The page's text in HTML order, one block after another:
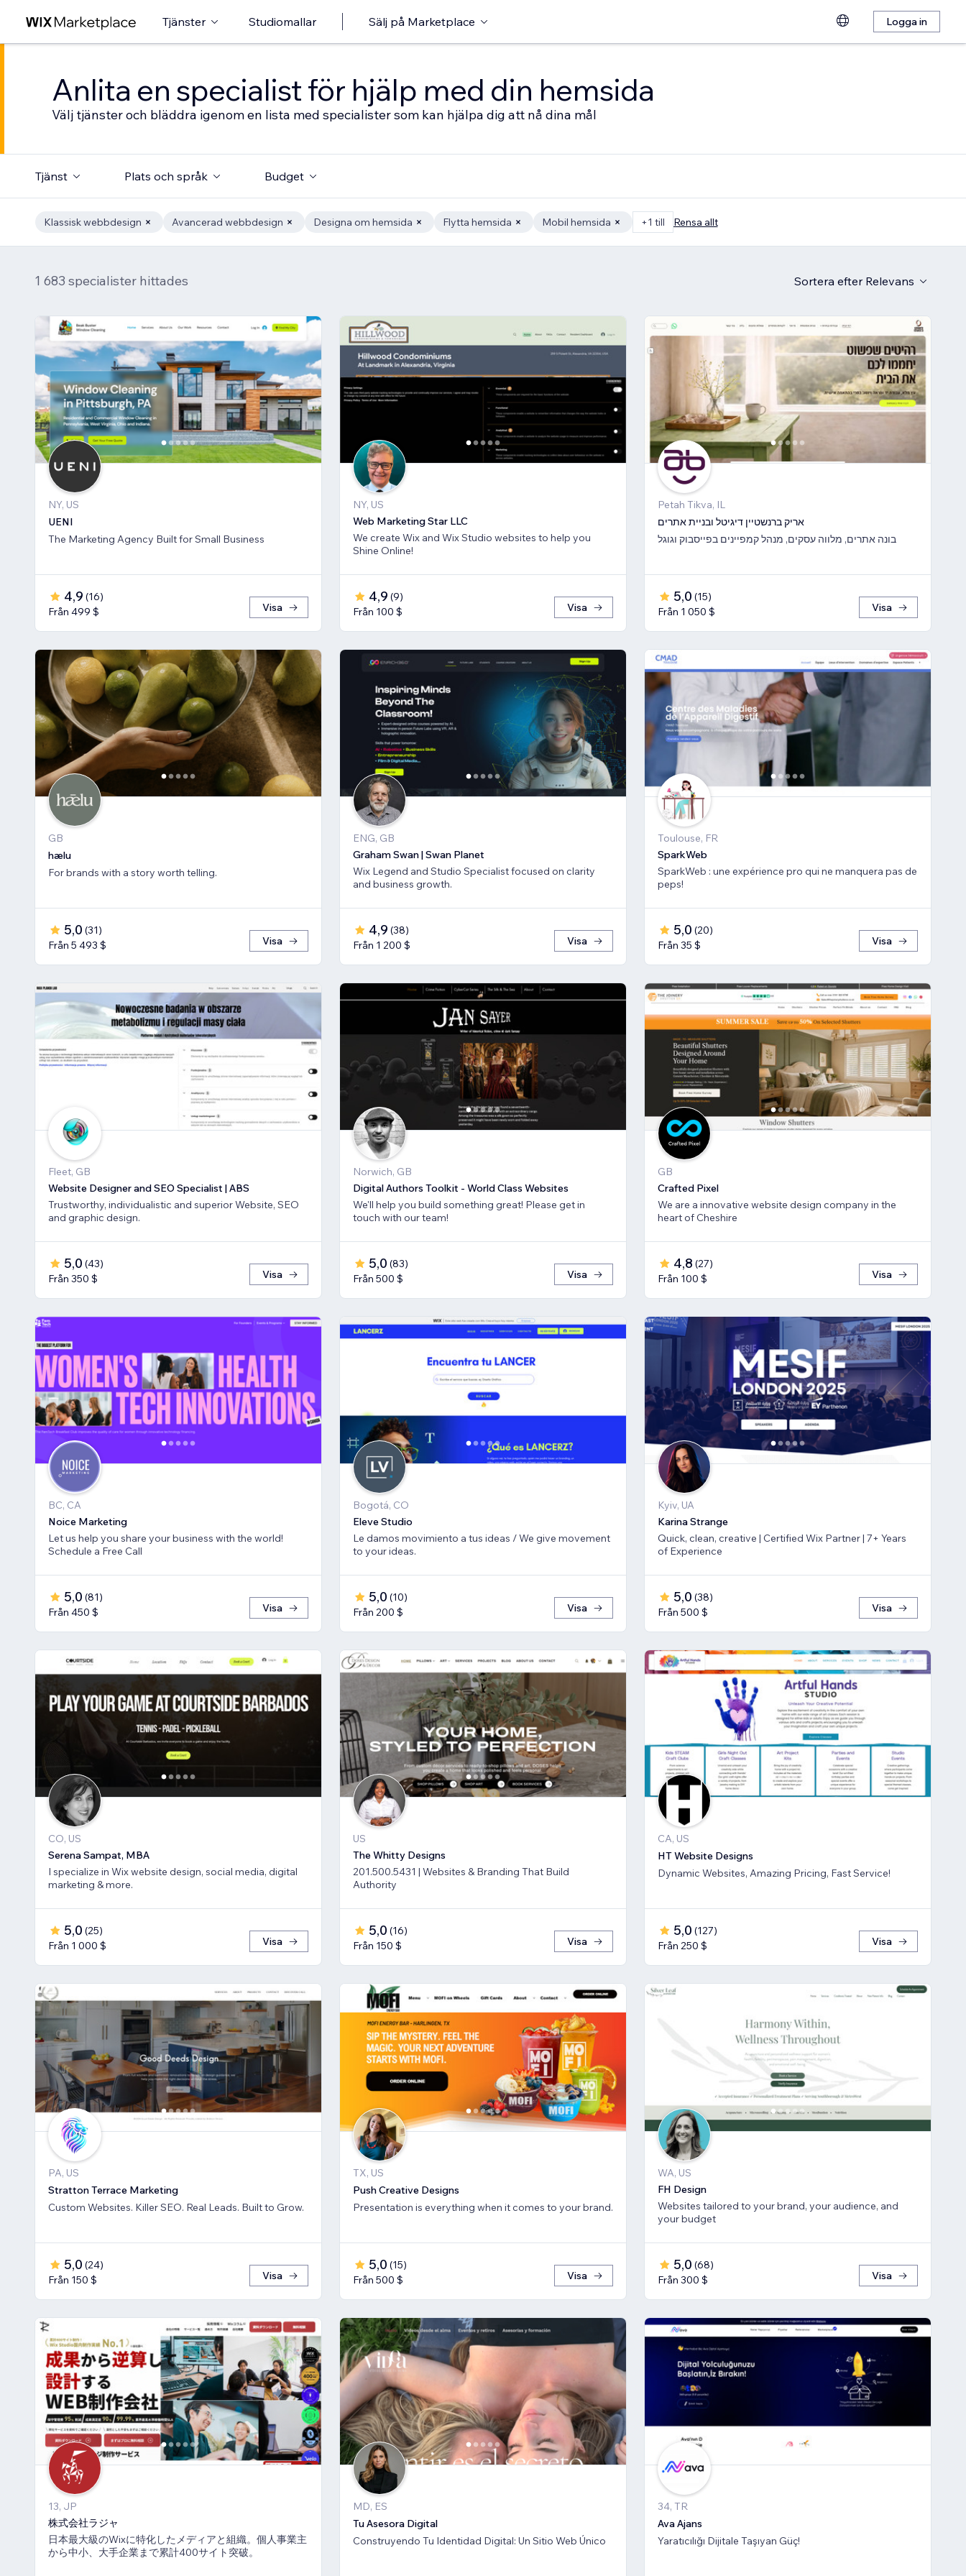
Tjänster Studiomallar Sälj på Marketplace Logga in
Anlita en specialist för hjälp med din hemsida
Välj tjänster och bläddra igenom en lista med specialister som kan hjälpa dig att nå dina mål
Tjänst Plats och språk Budget
Klassisk webbdesign Avancerad webbdesign Designa om hemsida Flytta hemsida Mobil hemsida +1 till Rensa allt
1 683 specialister hittades Sortera efter Relevans
NY, US
UENI
The Marketing Agency Built for Small Business
4,9 (16)
Från 499 $
Visa
NY, US
Web Marketing Star LLC
We create Wix and Wix Studio websites to help you
Shine Online!
4,9 (9)
Från 100 $
Visa
Petah Tikva, IL
אריק ברנשטיין דיגיטל ובניית אתרים
בונה אתרים, מלווה עסקים, מנהל קמפיינים בפייסבוק וגוגל
5,0 (15)
Från 1 050 $
Visa
GB
hælu
For brands with a story worth telling.
5,0 (31)
Från 5 493 $
Visa
ENG, GB
Graham Swan | Swan Planet
Wix Legend and Studio Specialist focused on clarity
and business growth.
4,9 (38)
Från 1 200 $
Visa
Toulouse, FR
SparkWeb
SparkWeb : une expérience pro qui ne manquera pas de
peps!
5,0 (20)
Från 35 $
Visa
Fleet, GB
Website Designer and SEO Specialist | ABS
Trustworthy, individualistic and superior Website, SEO
and graphic design.
5,0 (43)
Från 350 $
Visa
Norwich, GB
Digital Authors Toolkit - World Class Websites
We'll help you build something great! Please get in
touch with our team!
5,0 (83)
Från 500 $
Visa
GB
Crafted Pixel
We are a innovative website design company in the
heart of Cheshire
4,8 (27)
Från 100 $
Visa
BC, CA
Noice Marketing
Let us help you share your business with the world!
Schedule a Free Call
5,0 (81)
Från 450 $
Visa
Bogotá, CO
Eleve Studio
Le damos movimiento a tus ideas / We give movement
to your ideas.
5,0 (10)
Från 200 $
Visa
Kyiv, UA
Karina Strange
Quick, clean, creative | Certified Wix Partner | 7+ Years
of Experience
5,0 (38)
Från 500 $
Visa
CO, US
Serena Sampat, MBA
I specialize in Wix website design, social media, digital
marketing & more.
5,0 (25)
Från 1 000 $
Visa
US
The Whitty Designs
201.500.5431 | Websites & Branding That Build
Authority
5,0 (16)
Från 150 $
Visa
CA, US
HT Website Designs
Dynamic Websites, Amazing Pricing, Fast Service!
5,0 (127)
Från 250 $
Visa
PA, US
Stratton Terrace Marketing
Custom Websites. Killer SEO. Real Leads. Built to Grow.
5,0 (24)
Från 150 $
Visa
TX, US
Push Creative Designs
Presentation is everything when it comes to your brand.
5,0 (15)
Från 500 $
Visa
WA, US
FH Design
Websites tailored to your brand, your audience, and
your budget
5,0 (68)
Från 300 $
Visa
13, JP
株式会社ラジャ
日本最大級のWixに特化したメディアと組織。個人事業主
から中小、大手企業まで累計400サイト突破。
MD, ES
Tu Asesora Digital
Construyendo Tu Identidad Digital: Un Sitio Web Único
34, TR
Ava Ajans
Yaratıcılığı Dijitale Taşıyan Güç!